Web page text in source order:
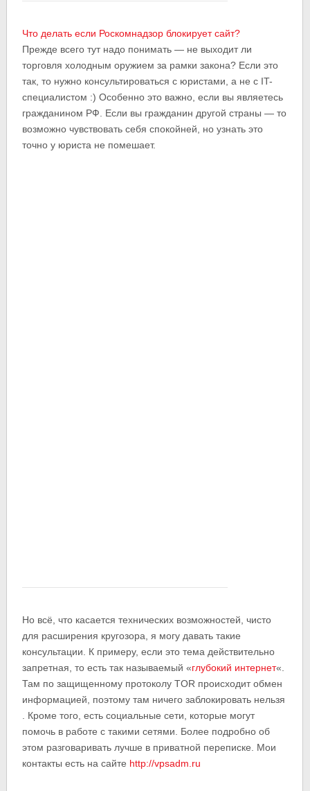
Что делать если Роскомнадзор блокирует сайт?
Прежде всего тут надо понимать — не выходит ли
торговля холодным оружием за рамки закона? Если это
так, то нужно консультироваться с юристами, а не с IT-
специалистом :) Особенно это важно, если вы являетесь
гражданином РФ. Если вы гражданин другой страны — то
возможно чувствовать себя спокойней, но узнать это
точно у юриста не помешает.
Но всё, что касается технических возможностей, чисто
для расширения кругозора, я могу давать такие
консультации. К примеру, если это тема действительно
запретная, то есть так называемый «глубокий интернет«.
Там по защищенному протоколу TOR происходит обмен
информацией, поэтому там ничего заблокировать нельзя
. Кроме того, есть социальные сети, которые могут
помочь в работе с такими сетями. Более подробно об
этом разговаривать лучше в приватной переписке. Мои
контакты есть на сайте http://vpsadm.ru